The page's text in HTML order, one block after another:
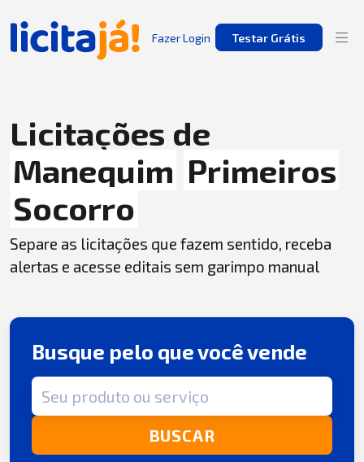
Fazer Login Testar Grátis
Licitações de
Manequim Primeiros
Socorro
Separe as licitações que fazem sentido, receba
alertas e acesse editais sem garimpo manual
Busque pelo que você vende
Termo de busca
BUSCAR